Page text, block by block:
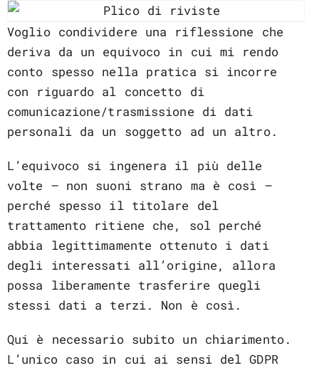
Voglio condividere una riflessione che
deriva da un equivoco in cui mi rendo
conto spesso nella pratica si incorre
con riguardo al concetto di
comunicazione/trasmissione di dati
personali da un soggetto ad un altro.
L’equivoco si ingenera il più delle
volte – non suoni strano ma è così –
perché spesso il titolare del
trattamento ritiene che, sol perché
abbia legittimamente ottenuto i dati
degli interessati all’origine, allora
possa liberamente trasferire quegli
stessi dati a terzi. Non è così.
Qui è necessario subito un chiarimento.
L’unico caso in cui ai sensi del GDPR